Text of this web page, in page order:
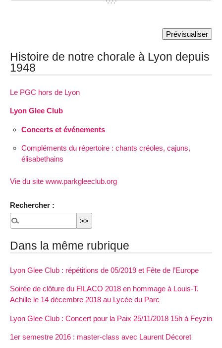
Histoire de notre chorale à Lyon depuis
1948
Le PGC hors de Lyon
Lyon Glee Club
Concerts et événements
Compléments du répertoire : chants créoles, cajuns,
élisabethains
Vie du site www.parkgleeclub.org
Rechercher :
Dans la même rubrique
Lyon Glee Club : répétitions de 05/2019 et Fête de l’Europe
Soirée de clôture du FILACO 2018 en hommage à Louis-T.
Achille le 14 décembre 2018 au Lycée du Parc
Lyon Glee Club : Concert pour la Paix 25/11/2018 15h à Feyzin
1er semestre 2016 : master-class avec Laurent Décoret